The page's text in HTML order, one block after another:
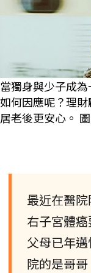
當獨身與少子成
如何因應呢？理
居老後更安心。
最近在醫
右子宮體
父母已年
院的是哥